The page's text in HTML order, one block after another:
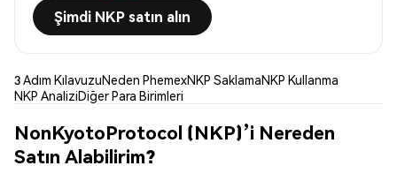
Şimdi NKP satın alın
3 Adım KılavuzuNeden PhemexNKP SaklamaNKP Kullanma
NKP AnaliziDiğer Para Birimleri
NonKyotoProtocol (NKP)’i Nereden
Satın Alabilirim?